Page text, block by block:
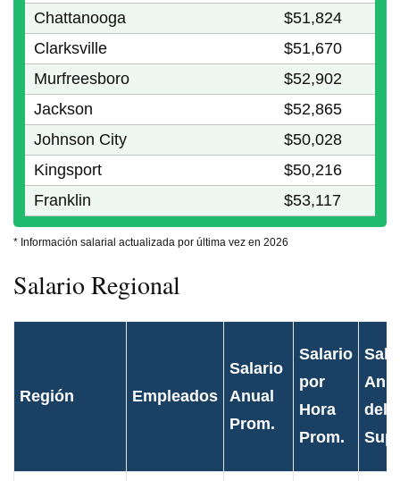
Chattanooga
$51,824
Clarksville
$51,670
Murfreesboro
$52,902
Jackson
$52,865
Johnson City
$50,028
Kingsport
$50,216
Franklin
$53,117
* Información salarial actualizada por última vez en 2026
Salario Regional
Región Empleados
Salario
Anual
Prom.
Salario
por
Hora
Prom.
del